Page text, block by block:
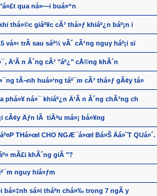
qua ná»—i buá»“n
thá»©c giáº¥c cÃ³ thá»ƒ khiáº¿n báº¡n ï
vá»‹ trÃ­ sau sáº½ vÃ´ cÃ¹ng nguy háº¡i sï
Ä‘Ã n Ã´ng cÃ³ "áº¿" cÅ©ng khÃ´n
tÃ¬nh huá»‘ng táº¯m cÃ³ thá»ƒ gÃ¢y tá»­
phá»¥ ná»¯ khiáº¿n Ä‘Ã n Ã´ng chÃ³ng ch
cÃ¢y Äƒn lÃ tiÃªu má»¡ bá»¥ng
THá»œI CHO NGÆ¯á»œI Bá»Š Äá»˜T QUá»´.
mÃ£i khÃ´ng giÃ "?
nguy hiá»ƒm
bá»‡nh sá»i tháº­n chá»‰ trong 7 ngÃ y